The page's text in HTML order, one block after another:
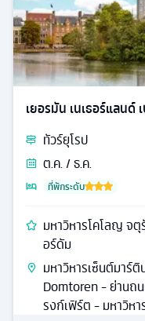
เยอรมัน เนเธอร์แลนด์
ทัวร์ยุโรป
ต.ค. / ธ.ค.
ที่พักระดับ
มหาวิหารโคโลญ จ
อร์ดัม
มหาวิหารเซ็นต์มาร์
Domtoren - ย่านถ
รงก์เฟิร์ต - มหาวิห